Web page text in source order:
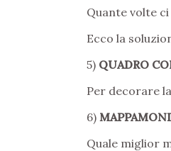
Quante volte
Ecco la
5) QUADRO
Per decorare
6)
Quale miglior